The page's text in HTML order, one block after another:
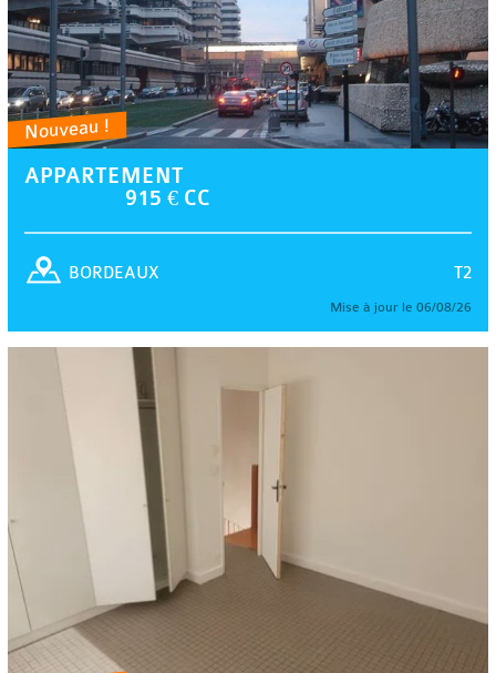
Nouveau !
APPARTEMENT
915 € CC
T2
BORDEAUX
Mise à jour le 06/08/26